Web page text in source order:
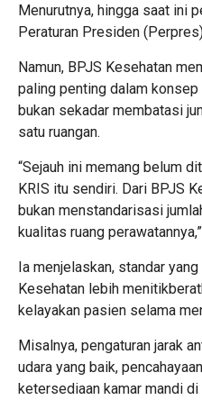
Menurutnya, hingga saat ini
Peraturan Presiden
Namun, BPJS Kesehatan
paling penting dalam
bukan sekadar membatasi
satu ruangan.
“Sejauh ini memang belum
KRIS itu sendiri. Dari BPJS
bukan menstandarisasi
kualitas ruang
Ia menjelaskan, standar
Kesehatan lebih
kelayakan pasien selama
Misalnya, pengaturan jarak
udara yang baik,
ketersediaan kamar mandi di